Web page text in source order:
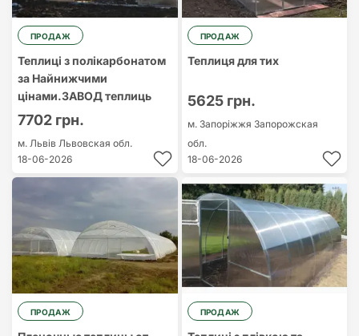
ПРОДАЖ
Теплиці з полікарбонатом
за Найнижчими
цінами.ЗАВОД теплиць
7702 грн.
м. Львів Львовская обл.
18-06-2026
ПРОДАЖ
Теплиця для тих
5625 грн.
м. Запоріжжя Запорожская
обл.
18-06-2026
ПРОДАЖ ПРОДАЖ